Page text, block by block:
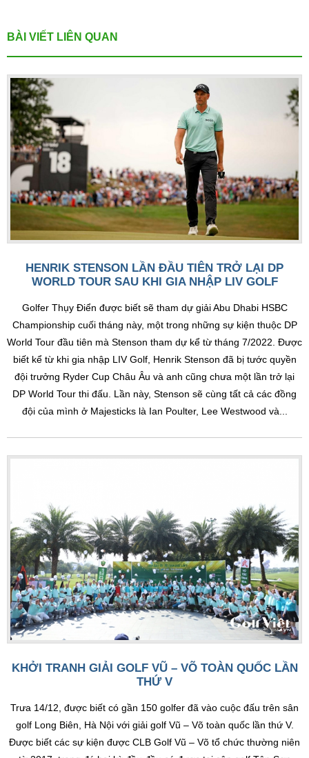
BÀI VIẾT LIÊN QUAN
HENRIK STENSON LẦN ĐẦU TIÊN TRỞ LẠI DP
WORLD TOUR SAU KHI GIA NHẬP LIV GOLF
Golfer Thụy Điển được biết sẽ tham dự giải Abu Dhabi HSBC
Championship cuối tháng này, một trong những sự kiện thuộc DP
World Tour đầu tiên mà Stenson tham dự kể từ tháng 7/2022. Được
biết kể từ khi gia nhập LIV Golf, Henrik Stenson đã bị tước quyền
đội trưởng Ryder Cup Châu Âu và anh cũng chưa một lần trở lại
DP World Tour thi đấu. Lần này, Stenson sẽ cùng tất cả các đồng
đội của mình ở Majesticks là Ian Poulter, Lee Westwood và...
KHỞI TRANH GIẢI GOLF VŨ – VÕ TOÀN QUỐC LẦN
THỨ V
Trưa 14/12, được biết có gần 150 golfer đã vào cuộc đấu trên sân
golf Long Biên, Hà Nội với giải golf Vũ – Võ toàn quốc lần thứ V.
Được biết các sự kiện được CLB Golf Vũ – Võ tổ chức thường niên